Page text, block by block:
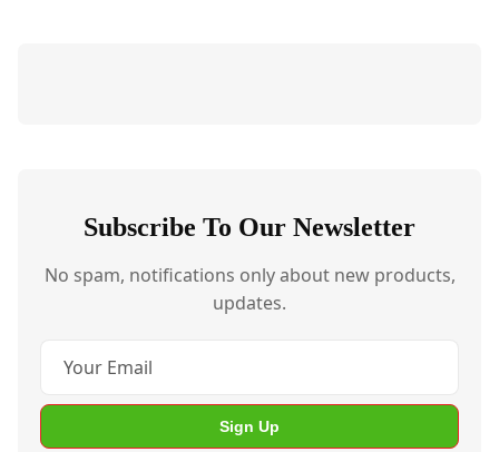
Subscribe To Our Newsletter
No spam, notifications only about new products,
updates.
Sign Up